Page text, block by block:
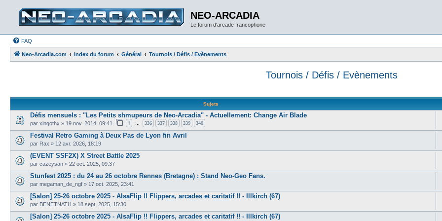
NEO-ARCADIA
Le forum d'arcade francophone
FAQ
Neo-Arcadia.com Index du forum Général Tournois / Défis / Evènements
Tournois / Défis / Evènements
Sujets
Défis mensuels : "Les Petits shmupeurs de Neo-Arcadia" - Actuellement: Change Air Blade
par xingothx » 19 nov. 2014, 09:41 1 … 336 337 338 339 340
Festival Retro Gaming à Deux Pas de Lyon fin Avril
par Rax » 12 avr. 2026, 18:19
(EVENT SSF2X) X Street Battle 2025
par cazeysan » 22 oct. 2025, 09:37
Stunfest 2025 : du 24 au 26 octobre Rennes (Bretagne) : Stand Neo-Geo Fans.
par megaman_de_ngf » 17 oct. 2025, 23:41
[Salon] 25-26 octobre 2025 - AlsaFlip !! Flippers, arcades et caritatif !! - Illkirch (67)
par BENETNATH » 18 sept. 2025, 15:30
[Salon] 25-26 octobre 2025 - AlsaFlip !! Flippers, arcades et caritatif !! - Illkirch (67)